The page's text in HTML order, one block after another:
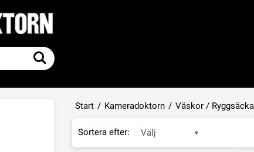
Start / Kameradoktorn / Väskor /
Sortera efter: Välj